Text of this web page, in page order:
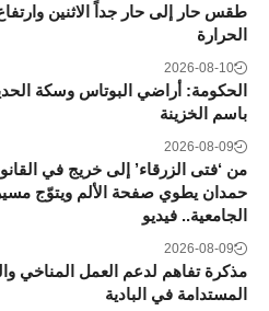
طقس حار إلى حار جداً الاثنين
الحرارة
2026-08-10
الحكومة: أراضي البوتاس وسكة
باسم الخزينة
2026-08-09
من ‘فتى الزرقاء’ إلى خريج في
حمدان يطوي صفحة الألم ويتوّج
الجامعية.. فيديو
2026-08-09
مذكرة تفاهم لدعم العمل المناخي
المستدامة في البادية